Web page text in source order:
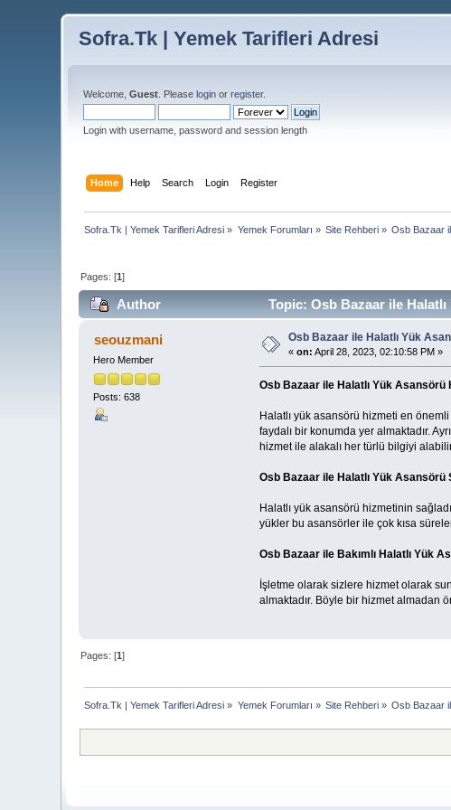
Sofra.Tk | Yemek Tarifleri Adresi
Welcome,Guest . Pleaselogin orregister.
Login with username, password and session length
Home Help Search Login Register
Sofra.Tk | Yemek Tarifleri Adresi » Yemek Forumları » Site Rehberi » Osb Bazaar
Pages: [1]
Author Topic: Osb Bazaar ile
seouzmani
Hero Member
Posts: 638
Osb Bazaar ile Halatlı Yük
«on: April 28, 2023, 02:10:58 PM »
Osb Bazaar ile Halatlı Yük Asansörü
Halatlı yük asansörü hizmeti en
faydalı bir konumda yer almaktadır.
hizmet ile alakalı her türlü bilgiyi
Osb Bazaar ile Halatlı Yük
Halatlı yük asansörü hizmetinin
yükler bu asansörler ile çok kısa
Osb Bazaar ile Bakımlı Halatlı Yük
İşletme olarak sizlere hizmet olarak
almaktadır. Böyle bir hizmet almadan
Pages: [1]
Sofra.Tk | Yemek Tarifleri Adresi » Yemek Forumları » Site Rehberi » Osb Bazaar